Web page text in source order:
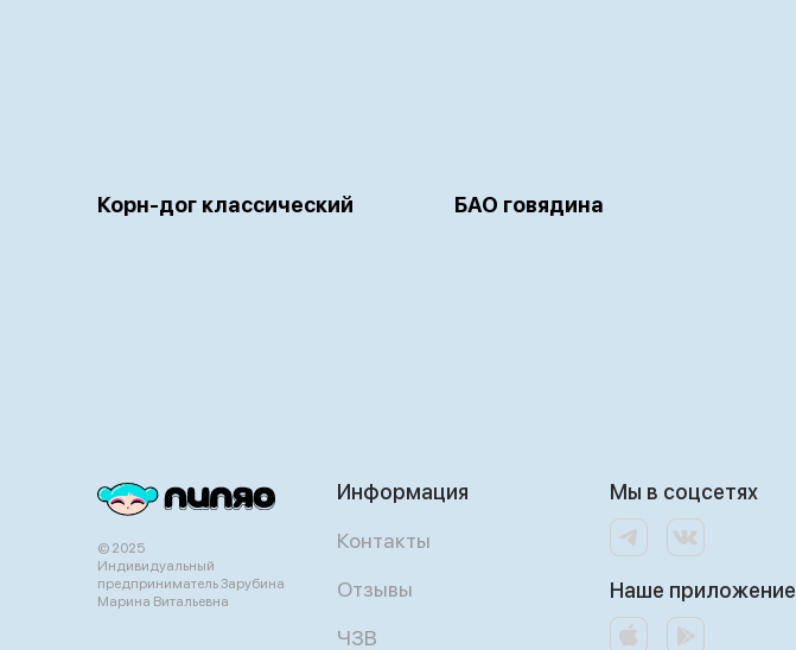
Корн-дог классический БАО говядина
© 2025
Индивидуальный
предприниматель Зарубина
Марина Витальевна
Информация
Контакты
Отзывы
ЧЗВ
Мы в соцсетях
Наше приложение